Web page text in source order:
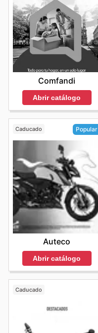
Comfandi
Abrir catálogo
Caducado Popular
Auteco
Abrir catálogo
Caducado